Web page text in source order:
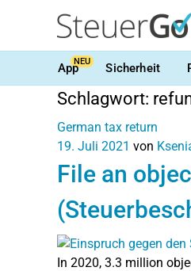
AppNEU Sicherheit
Schlagwort:
German tax return
19. Juli 2021 von
File an
In 2020, 3.3 million